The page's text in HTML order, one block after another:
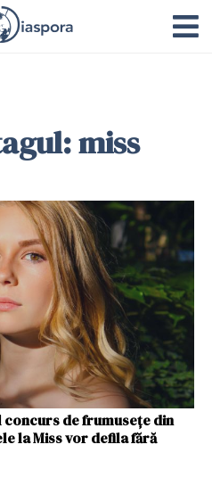
miss
de frumusețe din
la Miss vor defila fără